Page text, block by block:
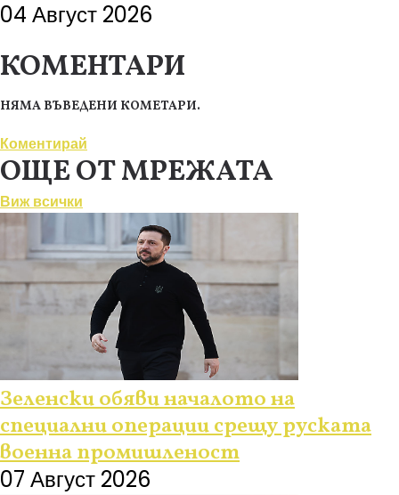
04 Август 2026
КОМЕНТАРИ
НЯМА ВЪВЕДЕНИ КОМЕТАРИ.
Коментирай
ОЩЕ ОТ МРЕЖАТА
Виж всички
Зеленски обяви началото на
специални операции срещу руската
военна промишленост
07 Август 2026